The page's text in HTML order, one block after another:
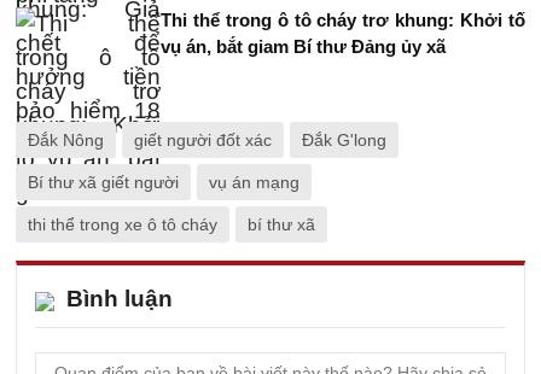
Thi thể trong ô tô cháy trơ khung: Khởi tố
vụ án, bắt giam Bí thư Đảng ủy xã
Đắk Nông giết người đốt xác Đắk G'long
Bí thư xã giết người vụ án mạng
thi thể trong xe ô tô cháy bí thư xã
Bình luận